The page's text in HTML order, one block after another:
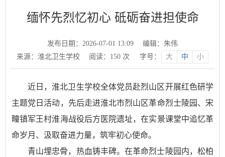
缅怀先烈忆初心 砥砺奋进担使命
发布日期：2026-07-01 13:09
编辑：朱伟
来源：淮北卫生学校
阅读： 150 次 字号： 大 中 小
近日，淮北卫生学校全体党员赴烈山区开展红色研学
主题党日活动，先后走进淮北市烈山区革命烈士陵园、宋
疃镇军王村淮海战役后方医院遗址，在实景课堂中追忆革
命岁月、汲取奋进力量，筑牢初心使命。
青山埋忠骨，热血铸丰碑。在革命烈士陵园内，松柏